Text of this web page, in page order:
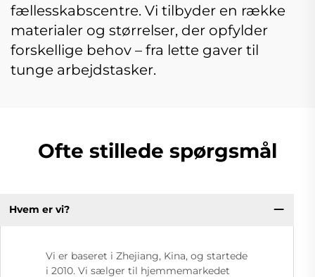
fællesskabscentre. Vi tilbyder en række
materialer og størrelser, der opfylder
forskellige behov – fra lette gaver til
tunge arbejdstasker.
Ofte stillede spørgsmål
Hvem er vi?
Vi er baseret i Zhejiang, Kina, og startede
i 2010. Vi sælger til hjemmemarkedet